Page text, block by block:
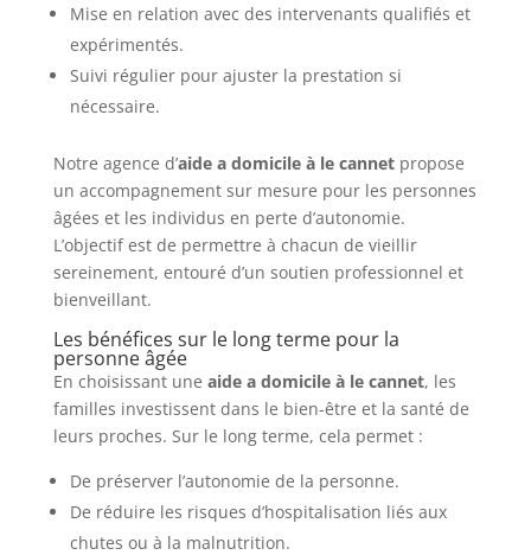
Mise en relation avec des intervenants qualifiés et
expérimentés.
Suivi régulier pour ajuster la prestation si
nécessaire.
Notre agence d’aide a domicile à le cannetpropose
un accompagnement sur mesure pour les personnes
âgées et les individus en perte d’autonomie.
L’objectif est de permettre à chacun de vieillir
sereinement, entouré d’un soutien professionnel et
bienveillant.
Les bénéfices sur le long terme pour la
personne âgée
En choisissant une aide a domicile à le cannet, les
familles investissent dans le bien-être et la santé de
leurs proches. Sur le long terme, cela permet :
De préserver l’autonomie de la personne.
De réduire les risques d’hospitalisation liés aux
chutes ou à la malnutrition.